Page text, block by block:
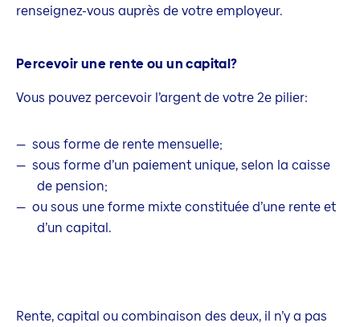
renseignez-vous auprès de votre employeur.
Percevoir une rente ou un capital?
Vous pouvez percevoir l’argent de votre 2e pilier:
sous forme de rente mensuelle;
sous forme d’un paiement unique, selon la caisse
de pension;
ou sous une forme mixte constituée d’une rente et
d’un capital.
Rente, capital ou combinaison des deux, il n’y a pas